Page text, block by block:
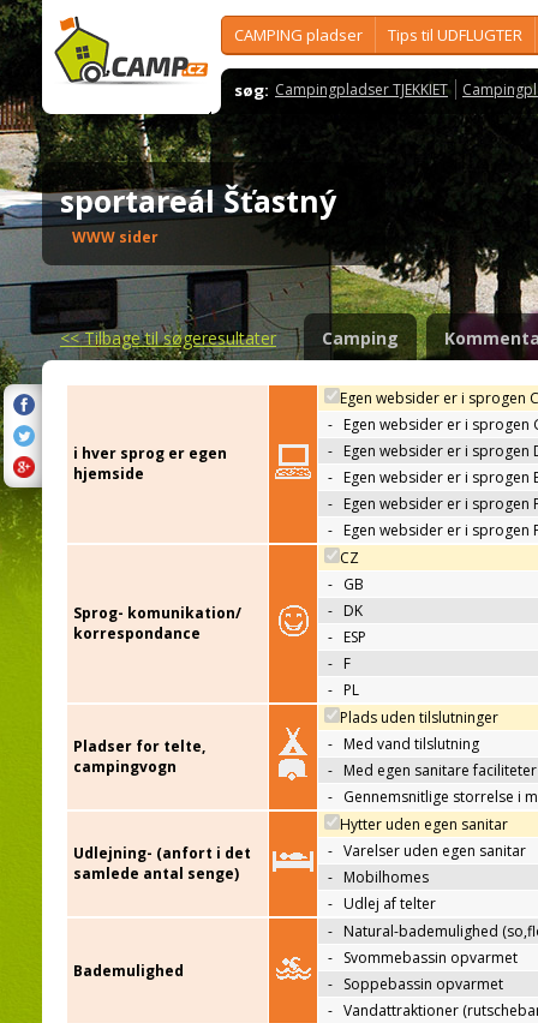
CAMPING pladser Tips til UDFLUGTER
søg: Campingpladser TJEKKIET
sportareál Šťastný
WWW sider
<<Tilbage til søgeresultater Camping
i hver sprog er egen
hjemside
Egen websider er i sprogen
- Egen websider er i sprogen
- Egen websider er i sprogen
- Egen websider er i sprogen
- Egen websider er i sprogen
- Egen websider er i sprogen
Sprog- komunikation/
korrespondance
CZ
- GB
- DK
- ESP
- F
- PL
Pladser for telte,
campingvogn
Plads uden tilslutninger
- Med vand tilslutning
- Med egen sanitare faciliteter
- Gennemsnitlige storrelse i
Udlejning- (anfort i det
samlede antal senge)
Hytter uden egen sanitar
- Varelser uden egen sanitar
- Mobilhomes
- Udlej af telter
Bademulighed
- Natural-bademulighed
- Svommebassin opvarmet
- Soppebassin opvarmet
- Vandattraktioner